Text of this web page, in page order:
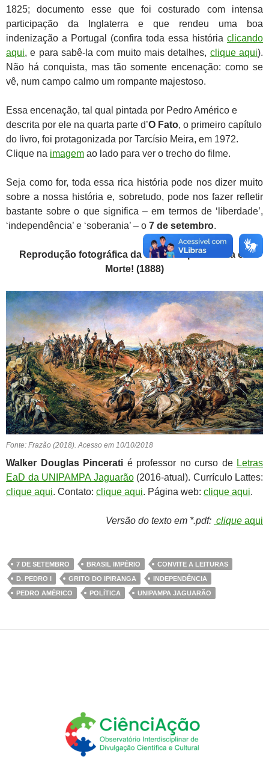
1825; documento esse que foi costurado com intensa
participação da Inglaterra e que rendeu uma boa
indenização a Portugal (confira toda essa história clicando
aqui, e para sabê-la com muito mais detalhes, clique aqui).
Não há conquista, mas tão somente encenação: como se
vê, num campo calmo um rompante majestoso.
Essa encenação, tal qual pintada por Pedro Américo e
descrita por ele na quarta parte d’O Fato, o primeiro capítulo
do livro, foi protagonizada por Tarcísio Meira, em 1972.
Clique na imagem ao lado para ver o trecho do filme.
Seja como for, toda essa rica história pode nos dizer muito
sobre a nossa história e, sobretudo, pode nos fazer refletir
bastante sobre o que significa – em termos de ‘liberdade’,
‘independência’ e ‘soberania’ – o 7 de setembro.
Reprodução fotográfica da obra Independência ou
Morte! (1888)
Fonte: Frazão (2018). Acesso em 10/10/2018
Walker Douglas Pincerati é professor no curso de Letras
EaD da UNIPAMPA Jaguarão(2016-atual). Currículo Lattes:
clique aqui. Contato: clique aqui. Página web: clique aqui.
Versão do texto em *.pdf: clique aqui
7 DE SETEMBRO BRASIL IMPÉRIO
CONVITE A LEITURAS
D. PEDRO I
GRITO DO IPIRANGA
INDEPENDÊNCIA
PEDRO AMÉRICO
POLÍTICA UNIPAMPA JAGUARÃO